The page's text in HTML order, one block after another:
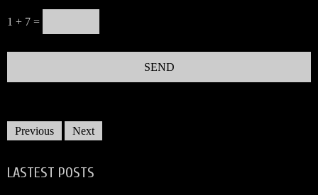
1 + 7 =
Previous Next
LASTEST POSTS